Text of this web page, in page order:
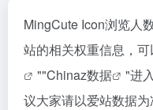
MingCute Icon浏览人
站的相关权重信息，
""Chinaz数据
"进
议大家请以爱站数据